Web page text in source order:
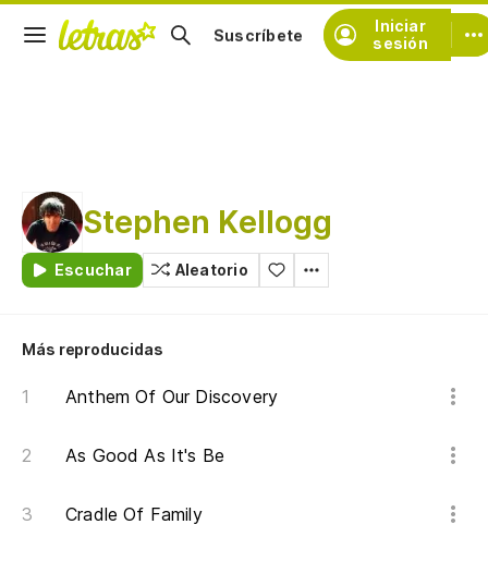
Iniciar
sesión
Suscríbete
Stephen Kellogg
Escuchar Aleatorio
Más reproducidas
Anthem Of Our Discovery
As Good As It's Be
Cradle Of Family